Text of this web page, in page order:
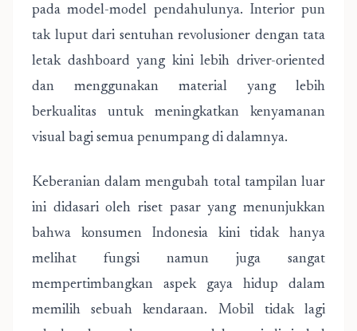
pada model-model pendahulunya. Interior pun
tak luput dari sentuhan revolusioner dengan tata
letak dashboard yang kini lebih driver-oriented
dan menggunakan material yang lebih
berkualitas untuk meningkatkan kenyamanan
visual bagi semua penumpang di dalamnya.
Keberanian dalam mengubah total tampilan luar
ini didasari oleh riset pasar yang menunjukkan
bahwa konsumen Indonesia kini tidak hanya
melihat fungsi namun juga sangat
mempertimbangkan aspek gaya hidup dalam
memilih sebuah kendaraan. Mobil tidak lagi